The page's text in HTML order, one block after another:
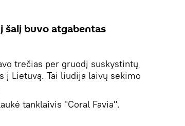
šalį buvo atgabentas
trečias per gruodį suskystintų
į Lietuvą. Tai liudija laivų sekimo
tanklaivis "Coral Favia".